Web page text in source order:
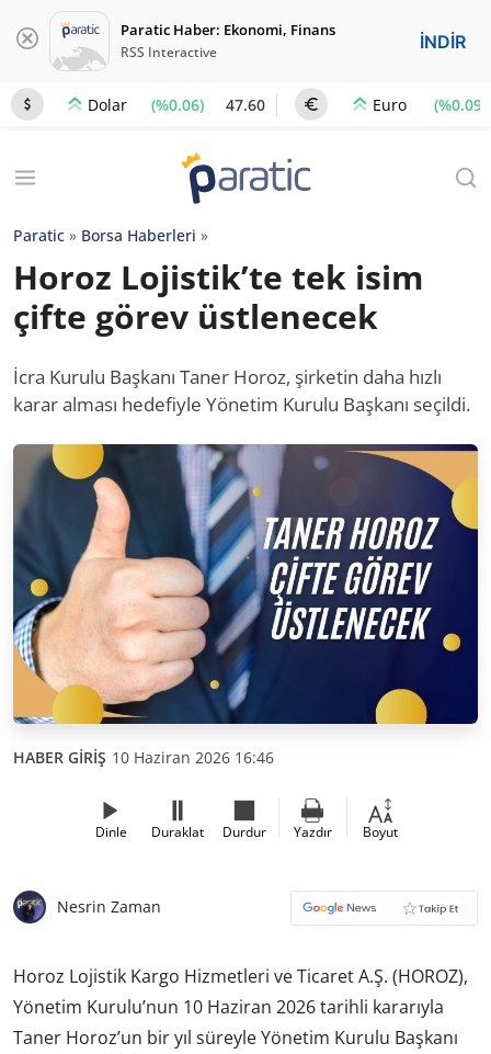
Paratic Haber: Ekonomi, Finans
RSS Interactive İNDİR
Dolar (%0.06) 47.60 Euro (%0.09)
Paratic » Borsa Haberleri »
Horoz Lojistik’te tek isim
çifte görev üstlenecek
İcra Kurulu Başkanı Taner Horoz, şirketin daha hızlı
karar alması hedefiyle Yönetim Kurulu Başkanı seçildi.
HABER GİRİŞ 10 Haziran 2026 16:46
Dinle Duraklat Durdur Yazdır Boyut
Nesrin Zaman
Horoz Lojistik Kargo Hizmetleri ve Ticaret A.Ş. (HOROZ),
Yönetim Kurulu’nun 10 Haziran 2026 tarihli kararıyla
Taner Horoz’un bir yıl süreyle Yönetim Kurulu Başkanı